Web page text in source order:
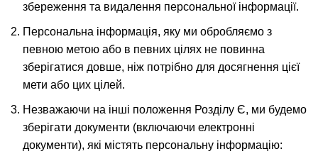
збереження та видалення персональної інформації.
Персональна інформація, яку ми обробляємо з
певною метою або в певних цілях не повинна
зберігатися довше, ніж потрібно для досягнення цієї
мети або цих цілей.
Незважаючи на інші положення Розділу Є, ми будемо
зберігати документи (включаючи електронні
документи), які містять персональну інформацію: